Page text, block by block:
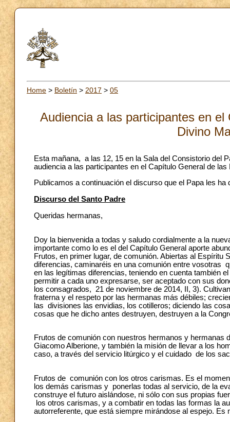
Home > Boletín > 2017 > 05
Audiencia a las participantes en
Divino
Esta mañana, a las 12, 15 en la Sala del Consistorio del
audiencia a las participantes en el Capítulo General de
Publicamos a continuación el discurso que el Papa les ha
Discurso del Santo Padre
Queridas hermanas,
Doy la bienvenida a todas y saludo cordialmente a la
importante como lo es el del Capítulo General aporte
Frutos, en primer lugar, de comunión. Abiertas al
diferencias, caminaréis en una comunión entre vosotras
en las legítimas diferencias, teniendo en cuenta también
permitir a cada uno expresarse, ser aceptado con sus
los consagrados, 21 de noviembre de 2014, II, 3).
fraterna y el respeto por las hermanas más débiles;
las divisiones las envidias, los cotilleros; diciendo las
cosas que he dicho antes destruyen, destruyen a la
Frutos de comunión con nuestros hermanos y hermanas
Giacomo Alberione, y también la misión de llevar a los
caso, a través del servicio litúrgico y el cuidado de los
Frutos de comunión con los otros carismas. Es el
los demás carismas y ponerlas todas al servicio, de la
construye el futuro aislándose, ni sólo con sus propias
los otros carismas, y a combatir en todas las formas la
autorreferente, que está siempre mirándose al espejo. Es